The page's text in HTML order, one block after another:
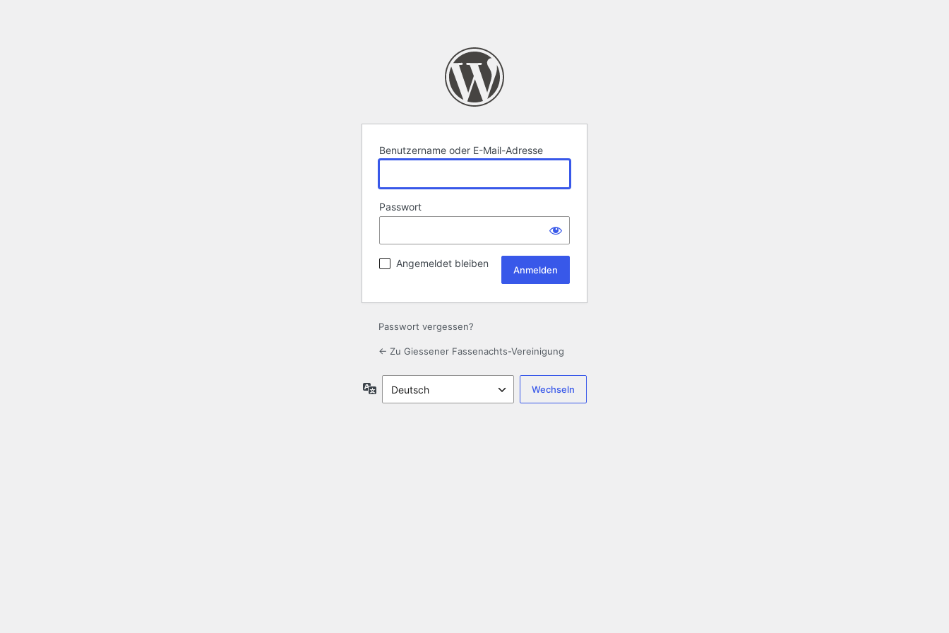
Benutzername oder E-Mail-Adresse
Passwort
Angemeldet bleiben
Passwort vergessen?
← Zu Giessener Fassenachts-Vereinigung
Sprache